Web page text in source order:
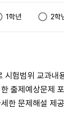
1학년 2학
시험범위 교과내
출제예상문제
한 문제해설 제공